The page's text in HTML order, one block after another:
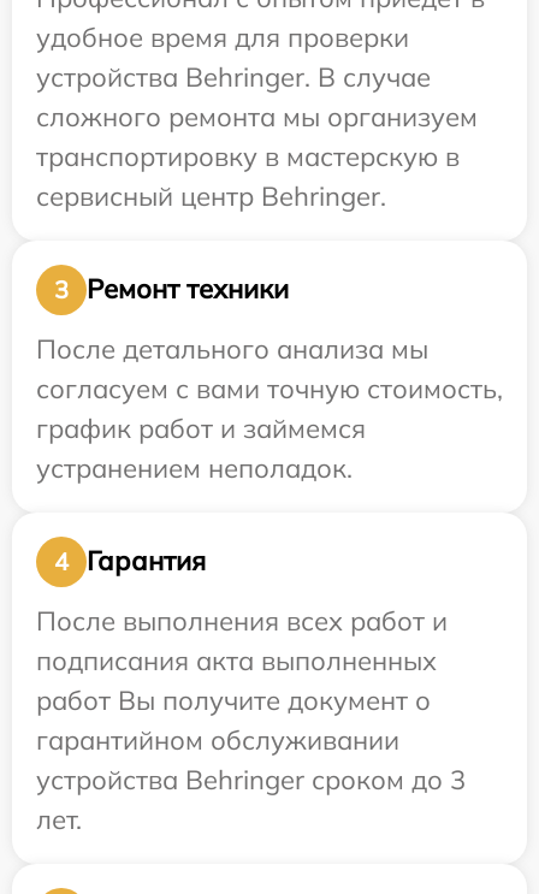
удобное время для проверки
устройства Behringer. В случае
сложного ремонта мы организуем
транспортировку в мастерскую в
сервисный центр Behringer.
3
Ремонт техники
После детального анализа мы
согласуем с вами точную стоимость,
график работ и займемся
устранением неполадок.
4
Гарантия
После выполнения всех работ и
подписания акта выполненных
работ Вы получите документ о
гарантийном обслуживании
устройства Behringer сроком до 3
лет.